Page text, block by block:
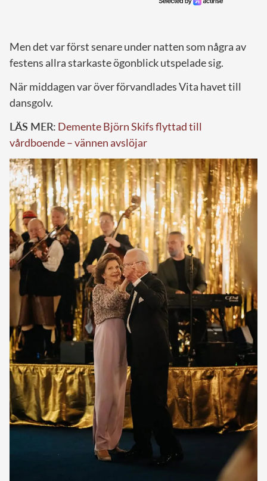
Men det var först senare under natten som några av
festens allra starkaste ögonblick utspelade sig.
När middagen var över förvandlades Vita havet till
dansgolv.
LÄS MER: Demente Björn Skifs flyttad till
vårdboende – vännen avslöjar